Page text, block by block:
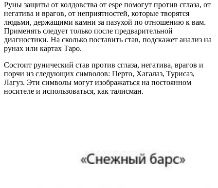
Руны защиты от колдовства от espe помогут против сглаза, от
негатива и врагов, от неприятностей, которые творятся
людьми, держащими камни за пазухой по отношению к вам.
Применять следует только после предварительной
диагностики. На сколько поставить став, подскажет анализ на
рунах или картах Таро.
Состоит рунический став против сглаза, негатива, врагов и
порчи из следующих символов: Перто, Хагалаз, Турисаз,
Лагуз. Эти символы могут изображаться на постоянном
носителе и использоваться, как талисман.